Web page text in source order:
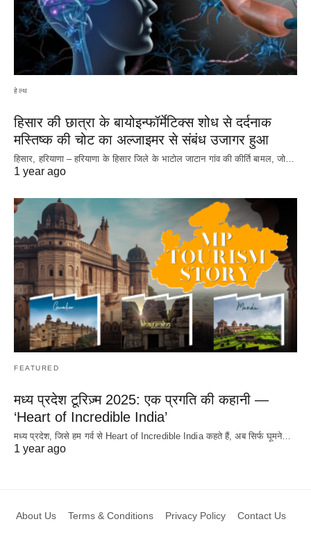
हेल्थ
हिसार की छात्रा के बायोइन्फॉर्मेटिक्स शोध से दर्दनाक
मस्तिष्क की चोट का अल्जाइमर से संबंध उजागर हुआ
हिसार, हरियाणा – हरियाणा के हिसार जिले के भाटोल जाटान गांव की कीर्ति बामल, जो…
1 year ago
FEATURED
मध्य प्रदेश टूरिज़्म 2025: एक प्रगति की कहानी —
‘Heart of Incredible India’
मध्य प्रदेश, जिसे हम गर्व से Heart of Incredible India कहते हैं, अब सिर्फ घूमने…
1 year ago
About Us Terms & Conditions Privacy Policy Contact Us